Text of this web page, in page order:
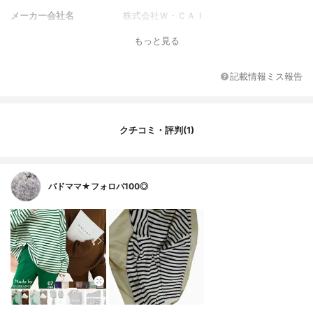
メーカー会社名 株式会社Ｗ・ＣＡＩ
もっと見る
記載情報ミス報告
クチコミ・評判(1)
バドママ★フォロバ100◎